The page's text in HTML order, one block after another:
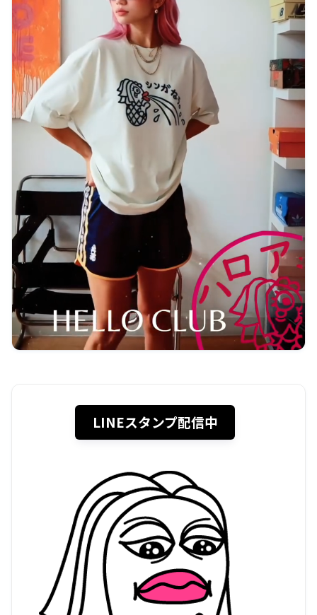
LINEスタンプ配信中